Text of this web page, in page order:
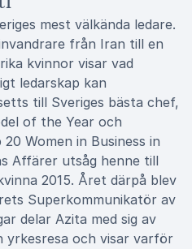
mest välkända ledare.
från Iran till en
kvinnor visar vad
ledarskap kan
till Sveriges bästa chef,
of the Year och
Women in Business in
Affärer utsåg henne till
2015. Året därpå blev
Superkommunikatör av
delar Azita med sig av
och visar varför